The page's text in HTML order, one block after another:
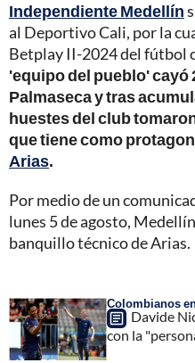
Independiente Medellín
al Deportivo Cali, por la
Betplay II-2024 del fútbol
'equipo del pueblo' cayó
Palmaseca y tras
huestes del club
que tiene como
Arias.
Por medio de un
lunes 5 de agosto,
banquillo técnico de Arias.
Colombianos
Davide
con la